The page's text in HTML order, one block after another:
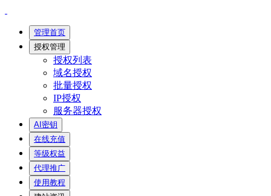
管理首页
授权管理
授权列表
域名授权
批量授权
IP授权
服务器授权
AI密钥
在线充值
等级权益
代理推广
使用教程